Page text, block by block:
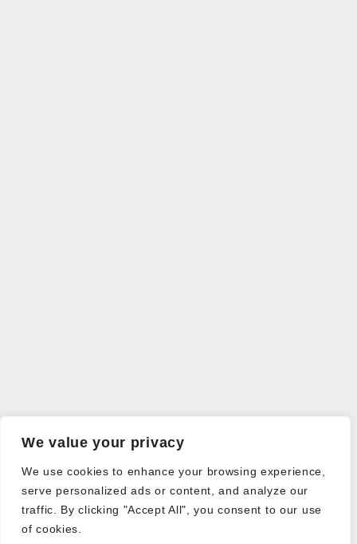
We value your privacy
We use cookies to enhance your browsing experience,
serve personalized ads or content, and analyze our
traffic. By clicking "Accept All", you consent to our use
of cookies.